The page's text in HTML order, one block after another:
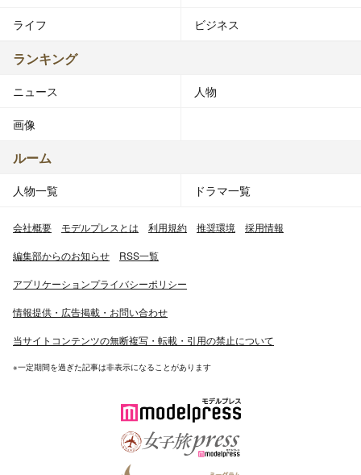
ライフ ビジネス
ランキング
ニュース 人物
画像
ルーム
人物一覧 ドラマ一覧
会社概要 モデルプレスとは 利用規約 推奨環境 採用情報
編集部からのお知らせ RSS一覧
アプリケーションプライバシーポリシー
情報提供・広告掲載・お問い合わせ
当サイトコンテンツの無断複写・転載・引用の禁止について
※一定期間を過ぎた記事は非表示になることがあります